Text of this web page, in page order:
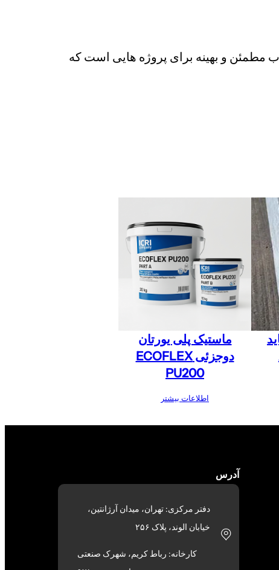
مطمئن و بهینه برای پروژه هایی است که
ماستیک پلی یورتان
دوجزئی ECOFLEX
PU200
اطلاعات بیشتر
آدرس
دفتر مرکزی: تهران، میدان آرژانتین،
خیابان الوند، پلاک ۲۵۶
کارخانه: رباط کریم، شهرک صنعتی